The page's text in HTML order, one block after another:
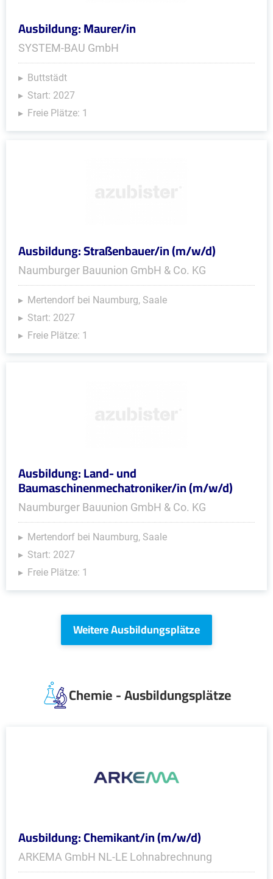
Ausbildung: Maurer/in
SYSTEM-BAU GmbH
Buttstädt
Start: 2027
Freie Plätze: 1
Ausbildung: Straßenbauer/in (m/w/d)
Naumburger Bauunion GmbH & Co. KG
Mertendorf bei Naumburg, Saale
Start: 2027
Freie Plätze: 1
Ausbildung: Land- und
Baumaschinenmechatroniker/in (m/w/d)
Naumburger Bauunion GmbH & Co. KG
Mertendorf bei Naumburg, Saale
Start: 2027
Freie Plätze: 1
Weitere Ausbildungsplätze
Chemie - Ausbildungsplätze
Ausbildung: Chemikant/in (m/w/d)
ARKEMA GmbH NL-LE Lohnabrechnung